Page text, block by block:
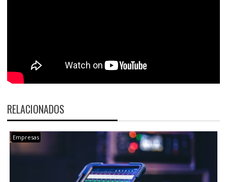
RELACIONADOS
Empresas